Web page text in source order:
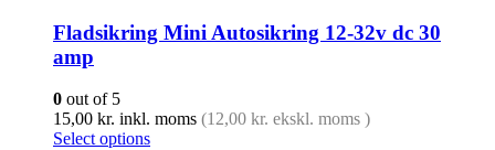
Fladsikring Mini Autosikring 12-32v dc 30
amp
0 out of 5
15,00 kr. inkl. moms (12,00 kr. ekskl. moms )
Select options